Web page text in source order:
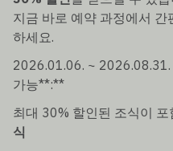
지금 바로 예약 과정에서
하세요.
2026.01.06. ~
가능**:**
최대 30% 할인된 조식이
식